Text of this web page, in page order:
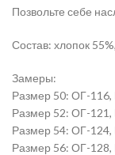
Позвольте себе
Состав: хлопок
Замеры:
Размер 50: ОГ-
Размер 52: ОГ-
Размер 54: ОГ-
Размер 56: ОГ-